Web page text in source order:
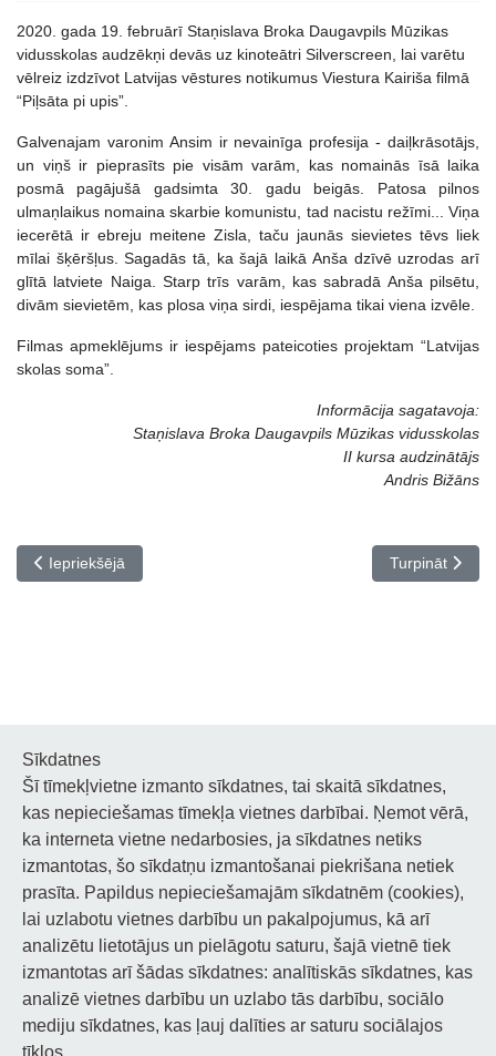
2020. gada 19. februārī Staņislava Broka Daugavpils Mūzikas
vidusskolas audzēkņi devās uz kinoteātri Silverscreen, lai varētu
vēlreiz izdzīvot Latvijas vēstures notikumus Viestura Kairiša filmā
“Piļsāta pi upis”.
Galvenajam varonim Ansim ir nevainīga profesija - daiļkrāsotājs,
un viņš ir pieprasīts pie visām varām, kas nomainās īsā laika
posmā pagājušā gadsimta 30. gadu beigās. Patosa pilnos
ulmaņlaikus nomaina skarbie komunistu, tad nacistu režīmi... Viņa
iecerētā ir ebreju meitene Zisla, taču jaunās sievietes tēvs liek
mīlai šķēršļus. Sagadās tā, ka šajā laikā Anša dzīvē uzrodas arī
glītā latviete Naiga. Starp trīs varām, kas sabradā Anša pilsētu,
divām sievietēm, kas plosa viņa sirdi, iespējama tikai viena izvēle.
Filmas apmeklējums ir iespējams pateicoties projektam “Latvijas
skolas soma”.
Informācija sagatavoja:
Staņislava Broka Daugavpils Mūzikas vidusskolas
II kursa audzinātājs
Andris Bižāns
Iepriekšējais raksts: Teātra izrāde “Revidents Sylagolā”
Iepriekšējā Nākamais
Turpināt
Noderīgi
Privātuma politika
Sīkdatņu privātuma politika
Piekļūstamība
Sīkdatnes
Šī tīmekļvietne izmanto sīkdatnes, tai skaitā sīkdatnes,
kas nepieciešamas tīmekļa vietnes darbībai. Ņemot vērā,
ka interneta vietne nedarbosies, ja sīkdatnes netiks
izmantotas, šo sīkdatņu izmantošanai piekrišana netiek
prasīta. Papildus nepieciešamajām sīkdatnēm (cookies),
lai uzlabotu vietnes darbību un pakalpojumus, kā arī
analizētu lietotājus un pielāgotu saturu, šajā vietnē tiek
izmantotas arī šādas sīkdatnes: analītiskās sīkdatnes, kas
analizē vietnes darbību un uzlabo tās darbību, sociālo
mediju sīkdatnes, kas ļauj dalīties ar saturu sociālajos
tīklos.